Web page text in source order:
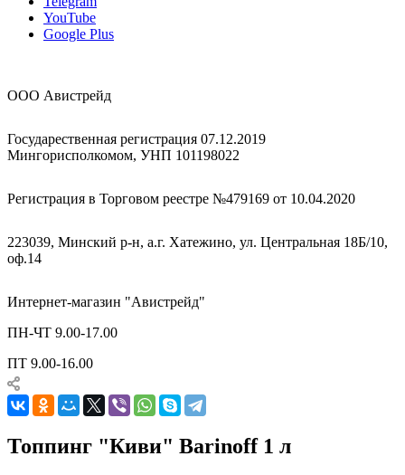
YouTube
Google Plus
ООО Авистрейд
Государественная регистрация 07.12.2019
Мингорисполкомом, УНП 101198022
Регистрация в Торговом реестре №479169 от 10.04.2020
223039, Минский р-н, а.г. Хатежино, ул. Центральная 18Б/10,
оф.14
Интернет-магазин "Авистрейд"
ПН-ЧТ 9.00-17.00
ПТ 9.00-16.00
Топпинг "Киви" Barinoff 1 л